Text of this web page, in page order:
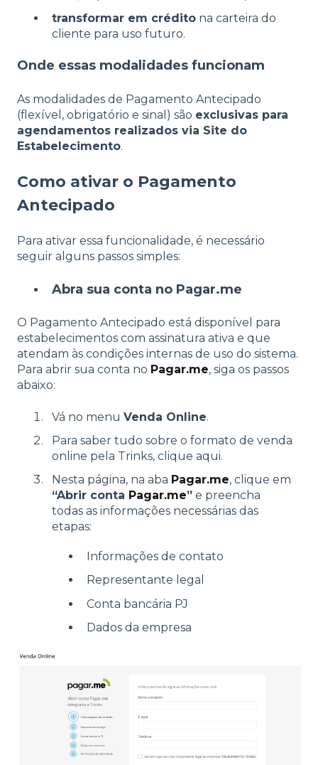
transformar em crédito na carteira do
cliente para uso futuro.
Onde essas modalidades funcionam
As modalidades de Pagamento Antecipado
(flexível, obrigatório e sinal) são exclusivas para
agendamentos realizados via Site do
Estabelecimento.
Como ativar o Pagamento
Antecipado
Para ativar essa funcionalidade, é necessário
seguir alguns passos simples:
Abra sua conta no Pagar.me
O Pagamento Antecipado está disponível para
estabelecimentos com assinatura ativa e que
atendam às condições internas de uso do sistema.
Para abrir sua conta no Pagar.me, siga os passos
abaixo:
Vá no menu Venda Online.
Para saber tudo sobre o formato de venda
online pela Trinks, clique aqui.
Nesta página, na aba Pagar.me, clique em
“Abrir conta Pagar.me” e preencha
todas as informações necessárias das
etapas:
Informações de contato
Representante legal
Conta bancária PJ
Dados da empresa